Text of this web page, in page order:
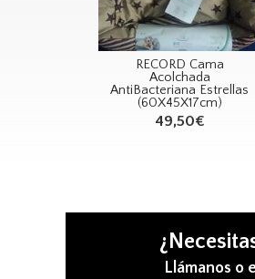
RECORD Cama
Acolchada
AntiBacteriana Estrellas
(60X45X17cm)
49,50€
Llámanos o